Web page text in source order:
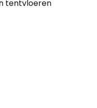
tentvloeren